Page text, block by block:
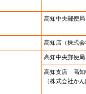
高知中央郵便局
高知店 （株式
高知中央郵便局
高知支店 高知
（株式会社か